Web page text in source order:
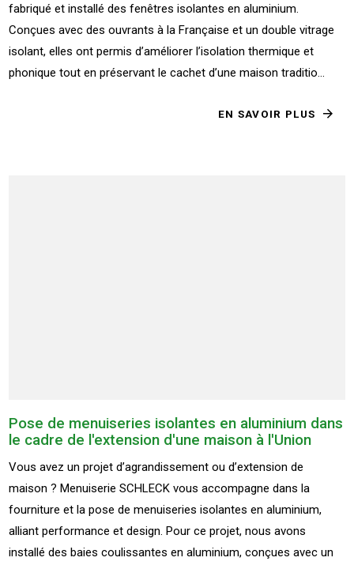
fabriqué et installé des fenêtres isolantes en aluminium.
Conçues avec des ouvrants à la Française et un double vitrage
isolant, elles ont permis d’améliorer l’isolation thermique et
phonique tout en préservant le cachet d’une maison traditio...
EN SAVOIR PLUS
Pose de menuiseries isolantes en aluminium dans
le cadre de l'extension d'une maison à l'Union
Vous avez un projet d’agrandissement ou d’extension de
maison ? Menuiserie SCHLECK vous accompagne dans la
fourniture et la pose de menuiseries isolantes en aluminium,
alliant performance et design. Pour ce projet, nous avons
installé des baies coulissantes en aluminium, conçues avec un